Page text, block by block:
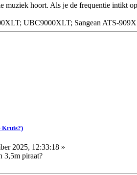
muziek hoort. Als je de frequentie intikt
UBC9000XLT; Sangean ATS-
Kruis?)
2025, 12:33:18 »
3,5m piraat?